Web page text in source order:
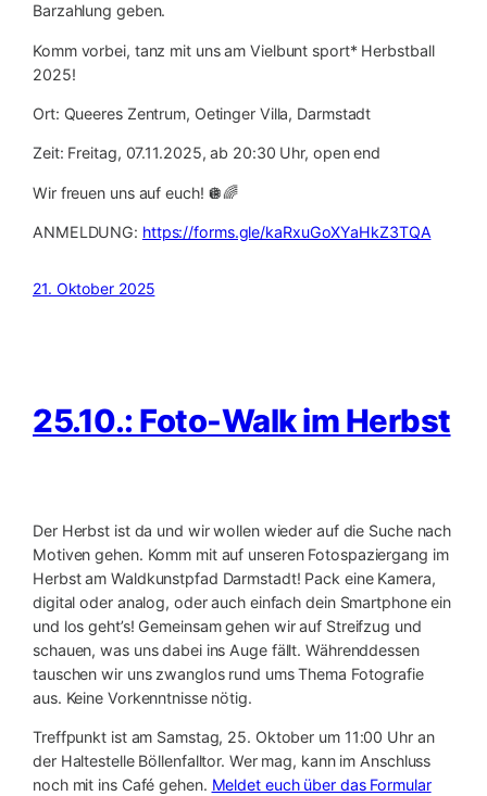
Barzahlung geben.
Komm vorbei, tanz mit uns am Vielbunt sport* Herbstball
2025!
Ort: Queeres Zentrum, Oetinger Villa, Darmstadt
Zeit: Freitag, 07.11.2025, ab 20:30 Uhr, open end
Wir freuen uns auf euch! 🪩🌈
ANMELDUNG: https://forms.gle/kaRxuGoXYaHkZ3TQA
21. Oktober 2025
25.10.: Foto-Walk im Herbst
Der Herbst ist da und wir wollen wieder auf die Suche nach
Motiven gehen. Komm mit auf unseren Fotospaziergang im
Herbst am Waldkunstpfad Darmstadt! Pack eine Kamera,
digital oder analog, oder auch einfach dein Smartphone ein
und los geht’s! Gemeinsam gehen wir auf Streifzug und
schauen, was uns dabei ins Auge fällt. Währenddessen
tauschen wir uns zwanglos rund ums Thema Fotografie
aus. Keine Vorkenntnisse nötig.
Treffpunkt ist am Samstag, 25. Oktober um 11:00 Uhr an
der Haltestelle Böllenfalltor. Wer mag, kann im Anschluss
noch mit ins Café gehen. Meldet euch über das Formular